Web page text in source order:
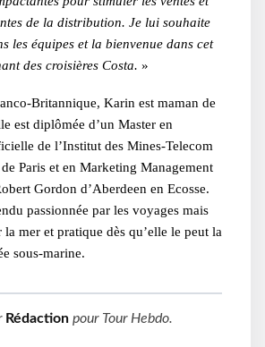
de la distribution. Je lui souhaite
les équipes et la bienvenue dans cet
des croisières Costa. »
Britannique, Karin est maman de
est diplômée d’un Master en
de l’Institut des Mines-Telecom
Paris et en Marketing Management
Gordon d’Aberdeen en Ecosse.
passionnée par les voyages mais
mer et pratique dès qu’elle le peut la
sous-marine.
Rédaction pour Tour Hebdo.